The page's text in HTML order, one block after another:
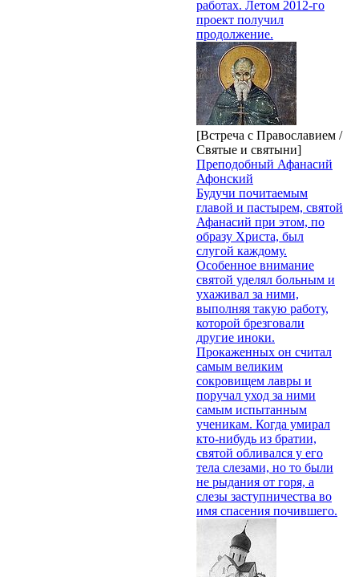
работах. Летом 2012-го
проект получил
продолжение.
[Встреча с Православием /
Святые и святыни]
Преподобный Афанасий
Афонский
Будучи почитаемым
главой и пастырем, святой
Афанасий при этом, по
образу Христа, был
слугой каждому.
Особенное внимание
святой уделял больным и
ухаживал за ними,
выполняя такую работу,
которой брезговали
другие иноки.
Прокаженных он считал
самым великим
сокровищем лавры и
поручал уход за ними
самым испытанным
ученикам. Когда умирал
кто-нибудь из братии,
святой обливался у его
тела слезами, но то были
не рыдания от горя, а
слезы заступничества во
имя спасения почившего.